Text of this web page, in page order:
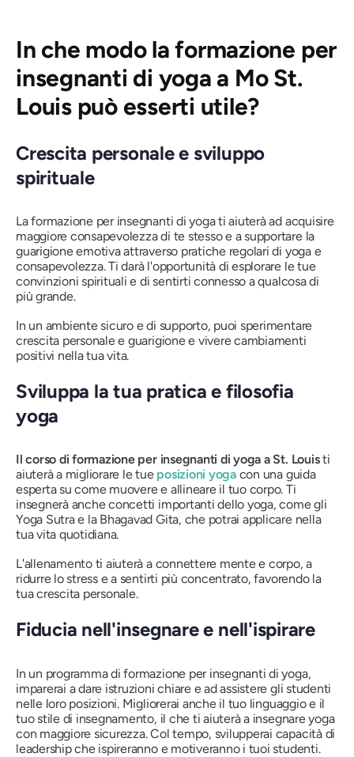
In che modo la formazione per
insegnanti di yoga a Mo St.
Louis può esserti utile?
Crescita personale e sviluppo
spirituale
La formazione per insegnanti di yoga ti aiuterà ad acquisire
maggiore consapevolezza di te stesso e a supportare la
guarigione emotiva attraverso pratiche regolari di yoga e
consapevolezza. Ti darà l'opportunità di esplorare le tue
convinzioni spirituali e di sentirti connesso a qualcosa di
più grande.
In un ambiente sicuro e di supporto, puoi sperimentare
crescita personale e guarigione e vivere cambiamenti
positivi nella tua vita.
Sviluppa la tua pratica e filosofia
yoga
Il corso di formazione per insegnanti di yoga a St. Louisti
aiuterà a migliorare le tue posizioni yogacon una guida
esperta su come muovere e allineare il tuo corpo. Ti
insegnerà anche concetti importanti dello yoga, come gli
Yoga Sutra e la Bhagavad Gita, che potrai applicare nella
tua vita quotidiana.
L'allenamento ti aiuterà a connettere mente e corpo, a
ridurre lo stress e a sentirti più concentrato, favorendo la
tua crescita personale.
Fiducia nell'insegnare e nell'ispirare
In un programma di formazione per insegnanti di yoga,
imparerai a dare istruzioni chiare e ad assistere gli studenti
nelle loro posizioni. Migliorerai anche il tuo linguaggio e il
tuo stile di insegnamento, il che ti aiuterà a insegnare yoga
con maggiore sicurezza. Col tempo, svilupperai capacità di
leadership che ispireranno e motiveranno i tuoi studenti.